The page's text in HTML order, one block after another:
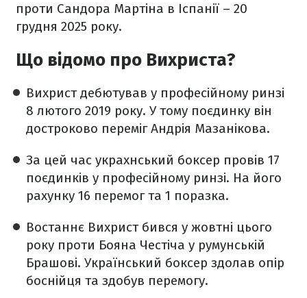
проти Сандора Мартіна в Іспанії – 20
грудня 2025 року.
Що відомо про Вихриста?
Вихрист дебютував у професійному ринзі
8 лютого 2019 року. У тому поєдинку він
достроково переміг Андрія Мазанікова.
За цей час украхнський боксер провів 17
поєдинків у професійному ринзі. На його
рахунку 16 перемог та 1 поразка.
Востаннє Вихрист бився у жовтні цього
року проти Бояна Честіча у румунській
Брашові. Український боксер здолав опір
боснійця та здобув перемогу.